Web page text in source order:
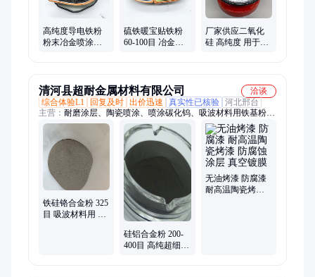
高纯度导电铁粉
粉末冶金喷涂还
硫铁暖宝贴铁粉
60-100目 冶金还
厂家供应二氧化
硅 高纯度 用于塑
清河县超耐金属材料有限公司
洽谈
综合体验L1
回复及时 出价迅速 真实性已核验 河北邢台
主营： 耐磨涂层、陶瓷喷涂、喷涂碳化钨、吸波材料用铁基粉、
耐磨合金刀片、防腐纳米涂层
铁硅铬合金粉 325
目 吸波材料用 铁
硅铝合金粉 200-
400目 高纯超细硅
无油烤漆 防腐漆
耐高温陶瓷烤漆